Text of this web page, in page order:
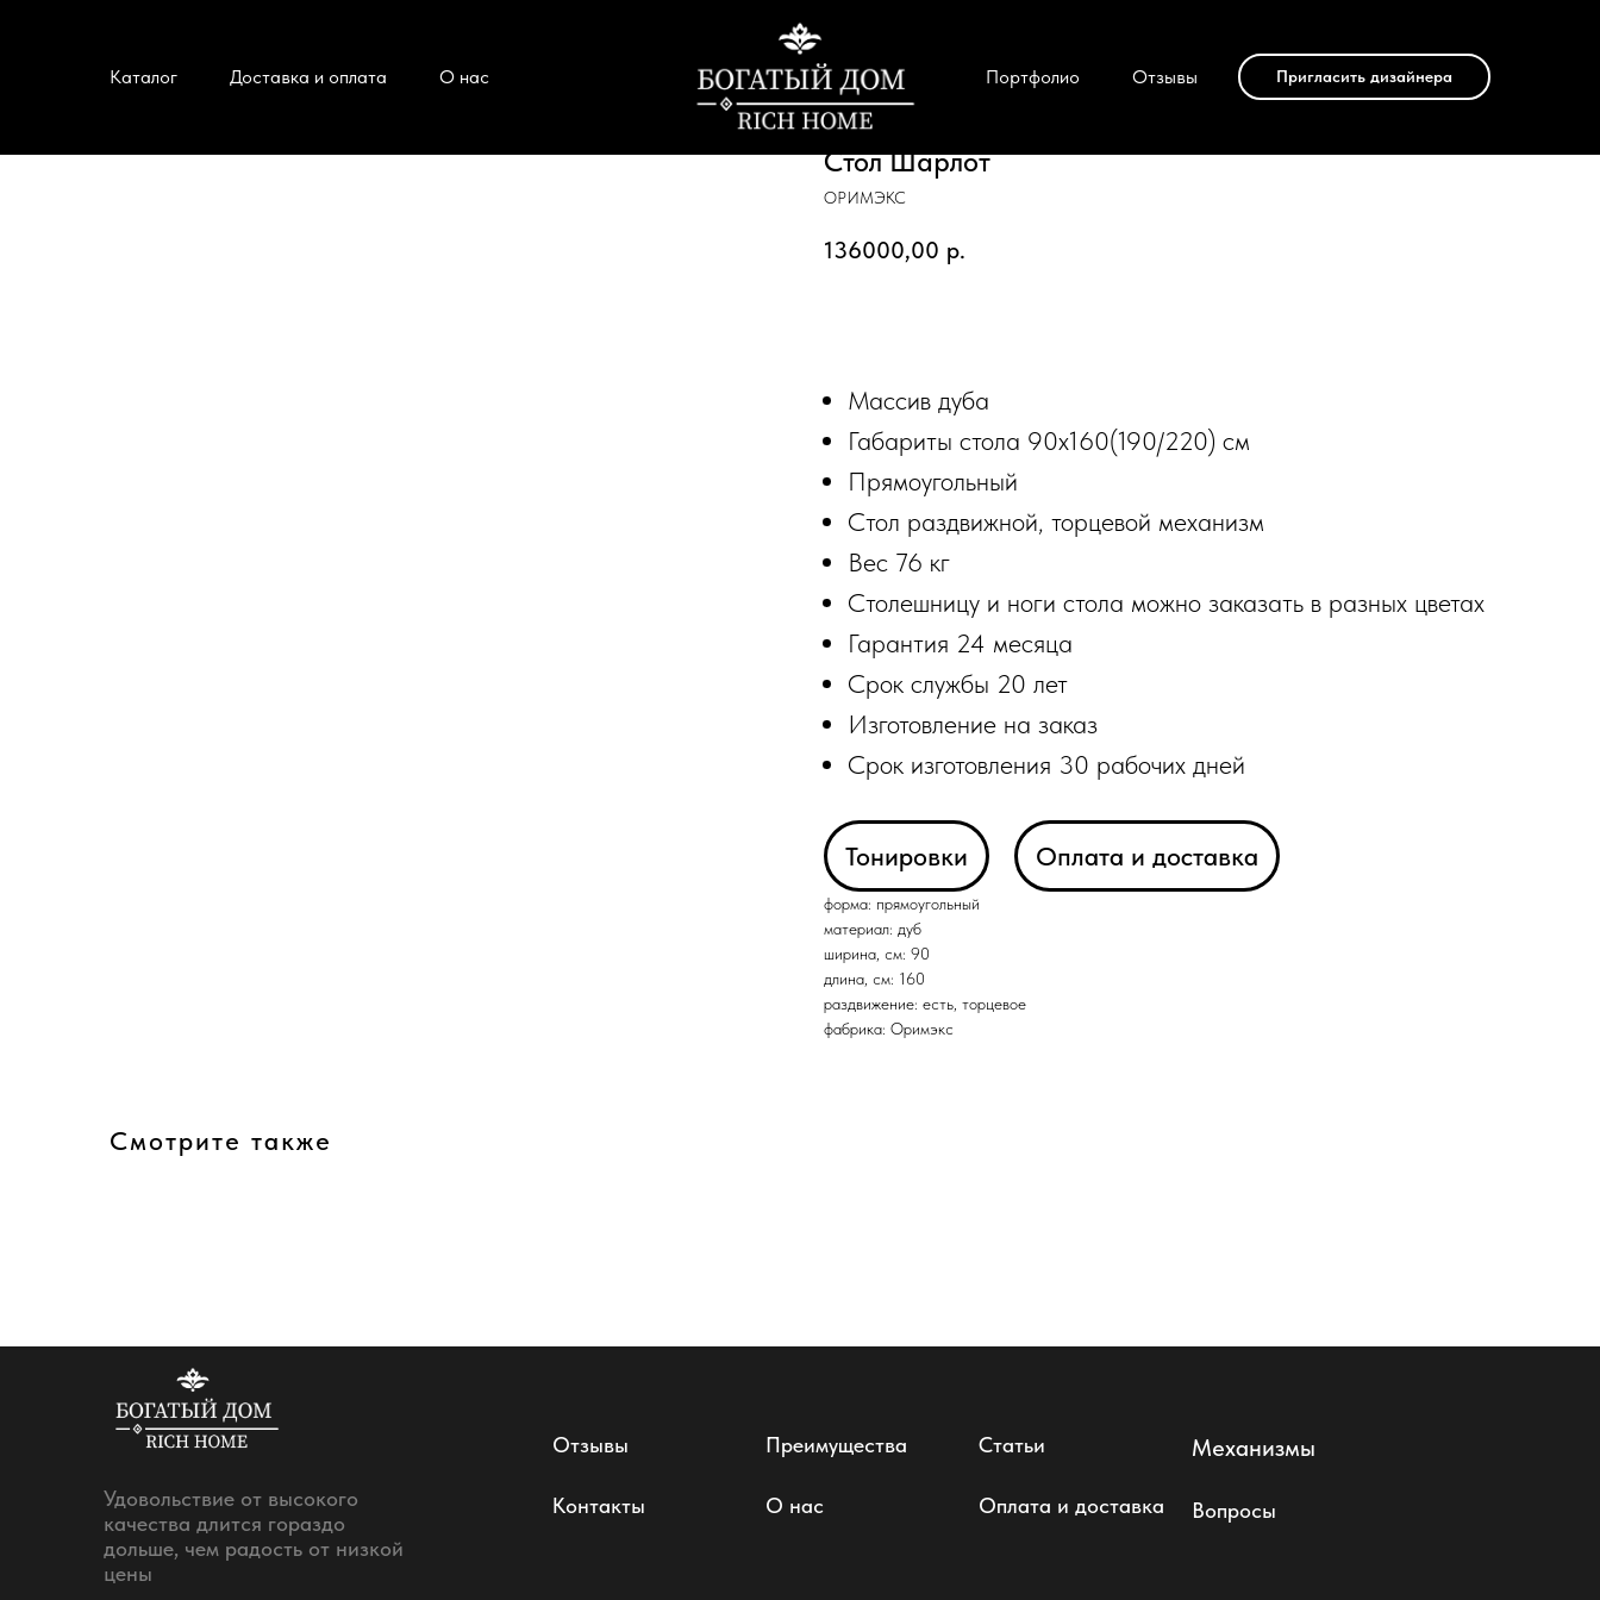
Каталог Доставка и оплата О нас Портфолио Отзывы Пригласить дизайнера
Стол Шарлот
ОРИМЭКС
136000,00 р.
Массив дуба
Габариты стола 90х160(190/220) см
Прямоугольный
Стол раздвижной, торцевой механизм
Вес 76 кг
Столешницу и ноги стола можно заказать в разных цветах
Гарантия 24 месяца
Срок службы 20 лет
Изготовление на заказ
Срок изготовления 30 рабочих дней
Тонировки Оплата и доставка
форма: прямоугольный
материал: дуб
ширина, см: 90
длина, см: 160
раздвижение: есть, торцевое
фабрика: Оримэкс
Смотрите также
Удовольствие от высокого
качества длится гораздо
дольше, чем радость от низкой
цены
Отзывы
Контакты
Преимущества
О нас
Статьи
Оплата и доставка
Механизмы
Вопросы